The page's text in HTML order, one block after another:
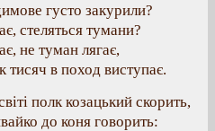
густо закурили?
стеляться тумани?
не туман лягає,
тисяч в поход виступає.
полк козацький скорить,
до коня говорить: